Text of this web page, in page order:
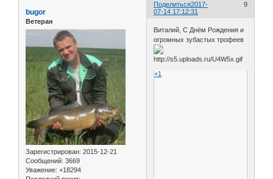
Поделиться 9
2017-
07-14 17:12:31
bugor
Ветеран
Зарегистрирован: 2015-12-21
Сообщений: 3669
Уважение: +18294
Виталий, С Днём Рождения и
огромных зубастых трофеев
+1